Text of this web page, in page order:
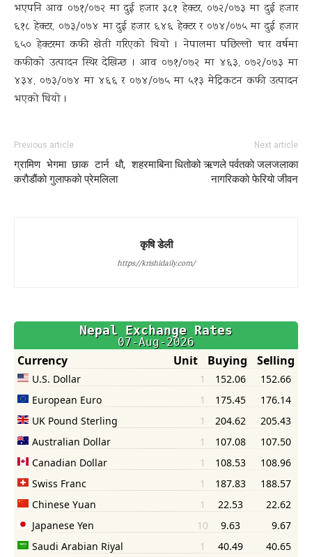
भएपनि आव ०७१/०७२ मा दुई हजार ३८१ हेक्टर, ०७२/०७३ मा दुई हजार
६१८ हेक्टर, ०७३/०७४ मा दुई हजार ६४६ हेक्टर र ०७४/०७५ मा दुई हजार
६५० हेक्टरमा कफी खेती गरिएको थियो । नेपालमा पछिल्लो चार वर्षमा
कफीको उत्पादन स्थिर देखिन्छ । आव ०७१/०७२ मा ४६३, ०७२/०७३ मा
४३४, ०७३/०७४ मा ४६६ र ०७४/०७५ मा ५१३ मेट्रिकटन कफी उत्पादन
भएको थियो ।
Previous article
ग्रामिण भेगमा छाक टार्न धाै, शहरमा
कराैडाैंकाे गुलाफकाे प्रेमलिला
Next article
बिना धितोको ऋणले पर्वतकाे जलजलाका
नागरिककाे फेरियाे जीवन
कृषि डेली
https://krishidaily.com/